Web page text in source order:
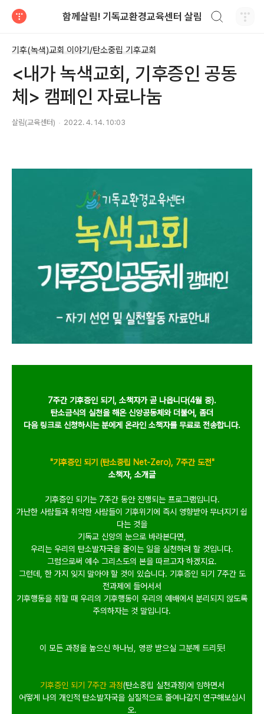
함께살림! 기독교환경교육센터 살림
기후(녹색)교회 이야기/탄소중립 기후교회
<내가 녹색교회, 기후증인 공동
체> 캠페인 자료나눔
살림(교육센터) 2022. 4. 14. 10:03
7주간 기후증인 되기, 소책자가 곧 나옵니다(4월 중).
탄소금식의 실천을 해온 신앙공동체와 더불어, 좀더
다음 링크로 신청하시는 분에게 온라인 소책자를 무료로 전송합니다.
"기후증인 되기 (탄소중립 Net-Zero), 7주간 도전"
소책자, 소개글
기후증인 되기는 7주간 동안 진행되는 프로그램입니다.
가난한 사람들과 취약한 사람들이 기후위기에 즉시 영향받아 무너지기 쉽
다는 것을
기독교 신앙의 눈으로 바라본다면
우리는 우리의 탄소발자국을 줄이는 일을 실천하려 할 것입니다.
그럼으로써 예수 그리스도의 본을 따르고자 하겠지요.
그런데
한 가지 잊지 말아야 할 것이 있습니다. 기후증인 되기 7주간도
전과제에 들어서서
기후행동을 취할 때 우리의 기후행동이 우리의 예배에서 분리되지 않도록
주의하자는 것 말입니다.
이 모든 과정을 높으신 하나님 영광 받으실 그분께 드리듯!
기후증인 되기 7주간 과정(탄소중립 실천과정)에 임하면서
어떻게 나의 개인적 탄소발자국을 실질적으로 줄여나갈지 연구해보십시
오.